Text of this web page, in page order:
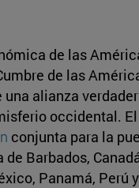
de las
de las
alianza
occidental.
conjunta para la
Barbados,
Panamá, Perú